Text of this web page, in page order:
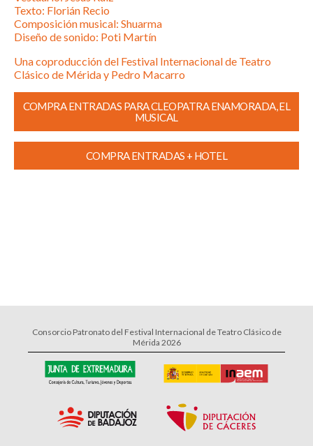
Texto: Florián Recio
Composición musical: Shuarma
Diseño de sonido: Poti Martín
Una coproducción del Festival Internacional de Teatro
Clásico de Mérida y Pedro Macarro
COMPRA ENTRADAS PARA CLEOPATRA ENAMORADA, EL
MUSICAL
COMPRA ENTRADAS + HOTEL
Consorcio Patronato del Festival Internacional de Teatro Clásico de
Mérida 2026